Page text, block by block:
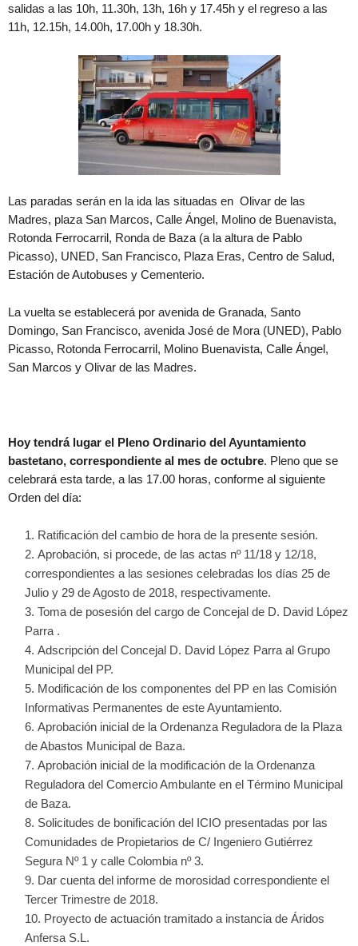
salidas a las 10h, 11.30h, 13h, 16h y 17.45h y el regreso a las
11h, 12.15h, 14.00h, 17.00h y 18.30h.
Las paradas serán en la ida las situadas en Olivar de las
Madres, plaza San Marcos, Calle Ángel, Molino de Buenavista,
Rotonda Ferrocarril, Ronda de Baza (a la altura de Pablo
Picasso), UNED, San Francisco, Plaza Eras, Centro de Salud,
Estación de Autobuses y Cementerio.
La vuelta se establecerá por avenida de Granada, Santo
Domingo, San Francisco, avenida José de Mora (UNED), Pablo
Picasso, Rotonda Ferrocarril, Molino Buenavista, Calle Ángel,
San Marcos y Olivar de las Madres.
Hoy tendrá lugar el Pleno Ordinario del Ayuntamiento
bastetano, correspondiente al mes de octubre. Pleno que se
celebrará esta tarde, a las 17.00 horas, conforme al siguiente
Orden del día:
Ratificación del cambio de hora de la presente sesión.
Aprobación, si procede, de las actas nº 11/18 y 12/18,
correspondientes a las sesiones celebradas los días 25 de
Julio y 29 de Agosto de 2018, respectivamente.
Toma de posesión del cargo de Concejal de D. David López
Parra .
Adscripción del Concejal D. David López Parra al Grupo
Municipal del PP.
Modificación de los componentes del PP en las Comisión
Informativas Permanentes de este Ayuntamiento.
Aprobación inicial de la Ordenanza Reguladora de la Plaza
de Abastos Municipal de Baza.
Aprobación inicial de la modificación de la Ordenanza
Reguladora del Comercio Ambulante en el Término Municipal
de Baza.
Solicitudes de bonificación del ICIO presentadas por las
Comunidades de Propietarios de C/ Ingeniero Gutiérrez
Segura Nº 1 y calle Colombia nº 3.
Dar cuenta del informe de morosidad correspondiente el
Tercer Trimestre de 2018.
Proyecto de actuación tramitado a instancia de Áridos
Anfersa S.L.